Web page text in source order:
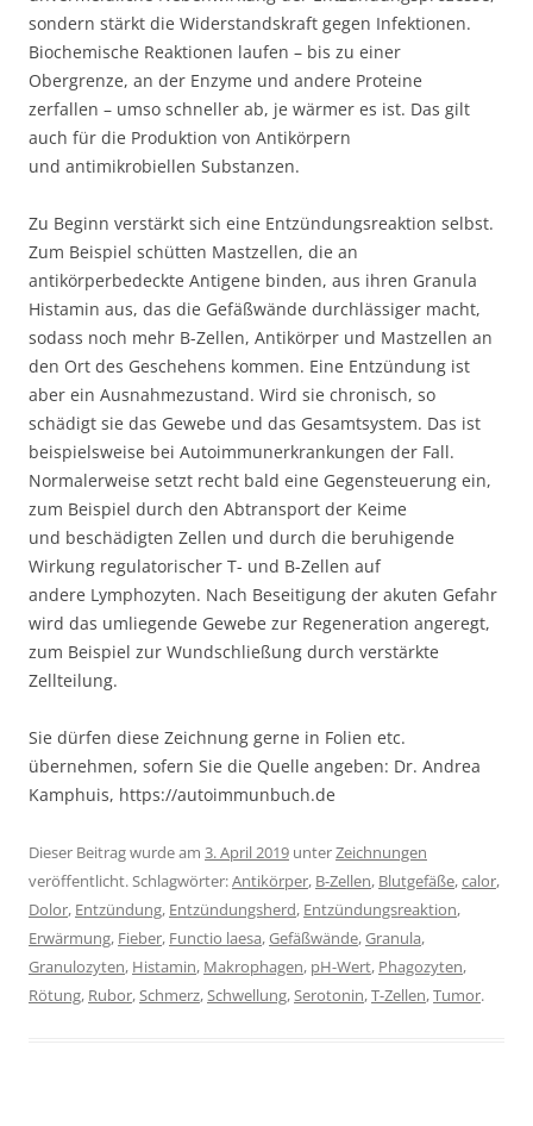
sondern stärkt die Widerstandskraft gegen Infektionen.
Biochemische Reaktionen laufen – bis zu einer
Obergrenze, an der Enzyme und andere Proteine
zerfallen – umso schneller ab, je wärmer es ist. Das gilt
auch für die Produktion von Antikörpern
und antimikrobiellen Substanzen.
Zu Beginn verstärkt sich eine Entzündungsreaktion selbst.
Zum Beispiel schütten Mastzellen, die an
antikörperbedeckte Antigene binden, aus ihren Granula
Histamin aus, das die Gefäßwände durchlässiger macht,
sodass noch mehr B-Zellen, Antikörper und Mastzellen an
den Ort des Geschehens kommen. Eine Entzündung ist
aber ein Ausnahmezustand. Wird sie chronisch, so
schädigt sie das Gewebe und das Gesamtsystem. Das ist
beispielsweise bei Autoimmunerkrankungen der Fall.
Normalerweise setzt recht bald eine Gegensteuerung ein,
zum Beispiel durch den Abtransport der Keime
und beschädigten Zellen und durch die beruhigende
Wirkung regulatorischer T- und B-Zellen auf
andere Lymphozyten. Nach Beseitigung der akuten Gefahr
wird das umliegende Gewebe zur Regeneration angeregt,
zum Beispiel zur Wundschließung durch verstärkte
Zellteilung.
Sie dürfen diese Zeichnung gerne in Folien etc.
übernehmen, sofern Sie die Quelle angeben: Dr. Andrea
Kamphuis, https://autoimmunbuch.de
Dieser Beitrag wurde am 3. April 2019 unterZeichnungen
veröffentlicht. Schlagwörter:Antikörper, B-Zellen, Blutgefäße,calor,
Dolor, Entzündung, Entzündungsherd, Entzündungsreaktion,
Erwärmung, Fieber, Functio laesa,Gefäßwände,Granula,
Granulozyten, Histamin, Makrophagen, pH-Wert, Phagozyten,
Rötung, Rubor,Schmerz,Schwellung,Serotonin,T-Zellen,Tumor.